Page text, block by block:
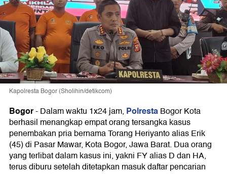
Kapolresta Bogor (Sholihin/detikcom)
Bogor-Dalam waktu 1x24 jam, PolrestaBogor Kota
berhasil menangkap empat orang tersangka kasus
penembakan pria bernama Torang Heriyanto alias Erik
(45) di Pasar Mawar, Kota Bogor, Jawa Barat. Dua orang
yang terlibat dalam kasus ini, yakni FY alias D dan HA,
terus diburu setelah ditetapkan masuk daftar pencarian